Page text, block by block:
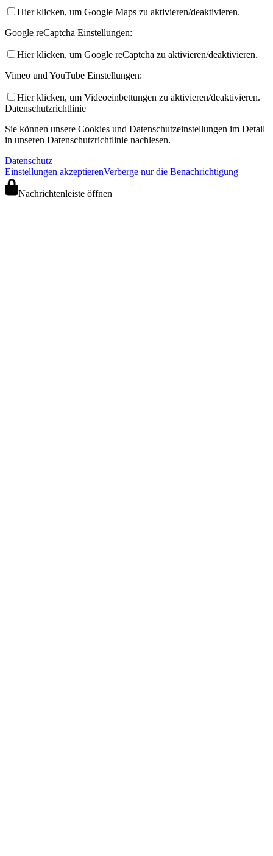
Hier klicken, um Google Maps zu aktivieren/deaktivieren.
Google reCaptcha Einstellungen:
Hier klicken, um Google reCaptcha zu aktivieren/deaktivieren.
Vimeo und YouTube Einstellungen:
Hier klicken, um Videoeinbettungen zu aktivieren/deaktivieren.
Datenschutzrichtlinie
Sie können unsere Cookies und Datenschutzeinstellungen im Detail
in unseren Datenschutzrichtlinie nachlesen.
Datenschutz
Einstellungen akzeptierenVerberge nur die Benachrichtigung
Nachrichtenleiste öffnen